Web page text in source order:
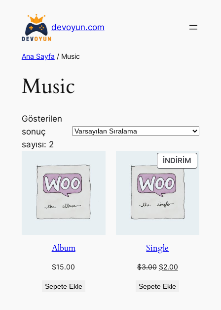
devoyun.com
Ana Sayfa / Music
Music
Gösterilen
sonuç
sayısı: 2
Album
$15.00
Sepete Ekle
İNDIRIM
ON
Single
$3.00 Orijinal
$3.00.
$2.00Şu
Sepete Ekle